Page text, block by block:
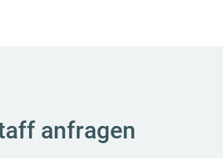
anfragen